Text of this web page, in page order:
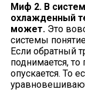
Миф 2. В
охлажденный
может. Это
системы
Если обратный
поднимается,
опускается. То